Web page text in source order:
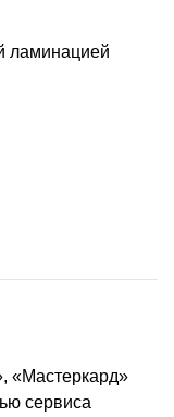
ламинацией
«Мастеркард»
сервиса